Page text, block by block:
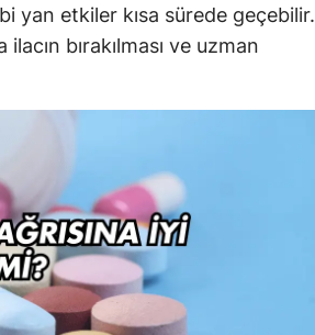
yan etkiler kısa sürede geçebilir.
bırakılması ve uzman